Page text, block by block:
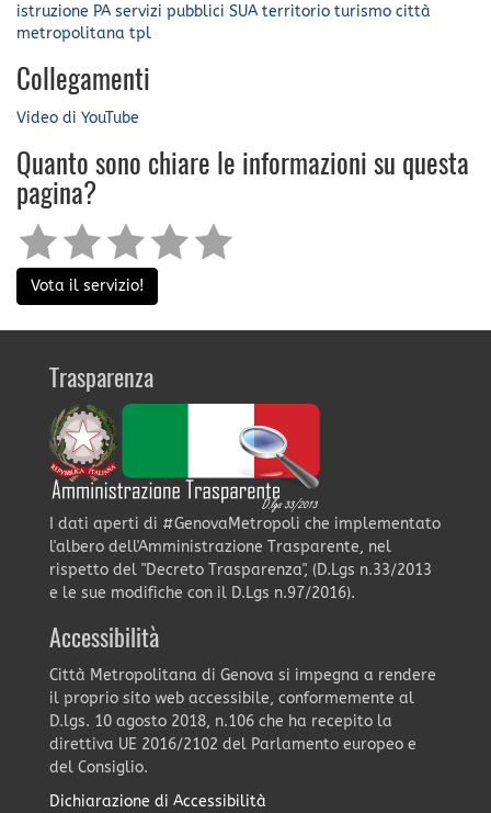
istruzione PA servizi pubblici SUA territorio turismo città
metropolitana tpl
Collegamenti
Video di YouTube
Quanto sono chiare le informazioni su questa
pagina?
Vota il servizio!
Trasparenza
I dati aperti di #GenovaMetropoli che implementato
l'albero dell'Amministrazione Trasparente, nel
rispetto del "Decreto Trasparenza", (D.Lgs n.33/2013
e le sue modifiche con il D.Lgs n.97/2016).
Accessibilità
Città Metropolitana di Genova si impegna a rendere
il proprio sito web accessibile, conformemente al
D.lgs. 10 agosto 2018, n.106 che ha recepito la
direttiva UE 2016/2102 del Parlamento europeo e
del Consiglio.
Dichiarazione di Accessibilità